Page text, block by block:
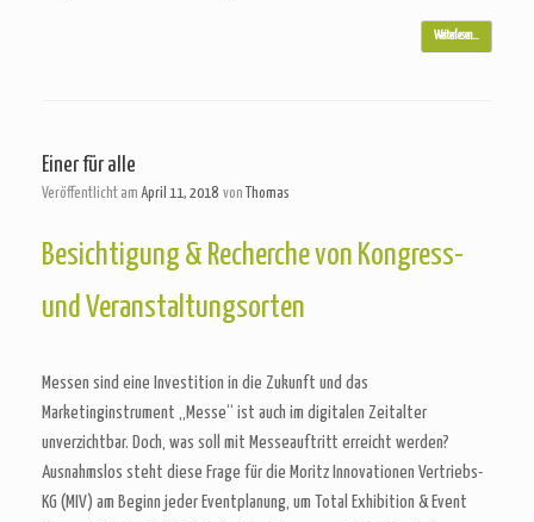
Weiterlesen…
Einer für alle
Veröffentlicht am April 11, 2018 von Thomas
Besichtigung & Recherche von Kongress-
und Veranstaltungsorten
Messen sind eine Investition in die Zukunft und das
Marketinginstrument „Messe“ ist auch im digitalen Zeitalter
unverzichtbar. Doch, was soll mit Messeauftritt erreicht werden?
Ausnahmslos steht diese Frage für die Moritz Innovationen Vertriebs-
KG (MIV) am Beginn jeder Eventplanung, um Total Exhibition & Event